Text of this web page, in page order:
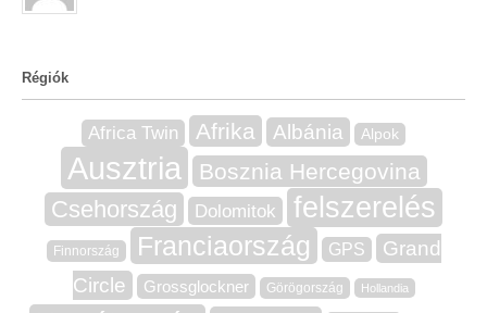
Régiók
Africa Twin Afrika Albánia Alpok
Ausztria Bosznia Hercegovina
Csehország Dolomitok felszerelés
Finnország Franciaország GPS
Grand
Circle
Grossglockner Görögország Hollandia